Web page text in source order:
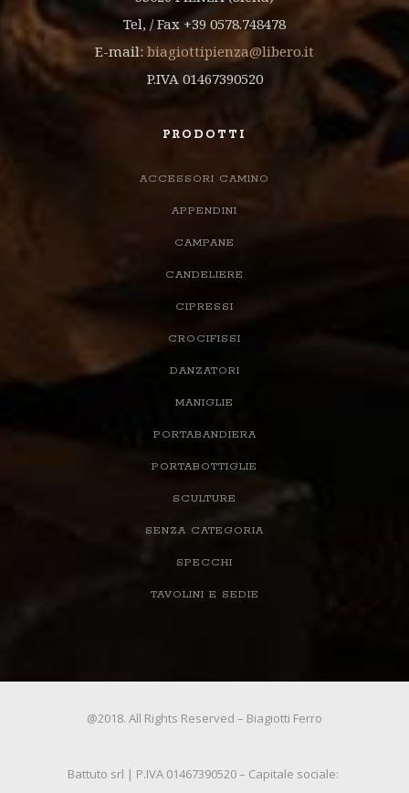
Tel, / Fax +39 0578.748478
E-mail: biagiottipienza@libero.it
P.IVA 01467390520
PRODOTTI
ACCESSORI CAMINO
APPENDINI
CAMPANE
CANDELIERE
CIPRESSI
CROCIFISSI
DANZATORI
MANIGLIE
PORTABANDIERA
PORTABOTTIGLIE
SCULTURE
SENZA CATEGORIA
SPECCHI
TAVOLINI E SEDIE
@2018. All Rights Reserved – Biagiotti Ferro
Battuto srl | P.IVA 01467390520 – Capitale sociale: